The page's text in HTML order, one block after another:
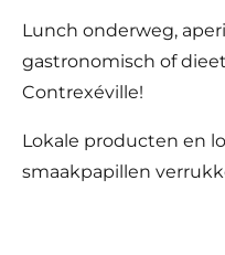
Lunch onderweg,
gastronomisch of
Contrexéville!
Lokale producten en
smaakpapillen